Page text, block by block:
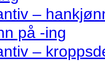
–
på -ing
–